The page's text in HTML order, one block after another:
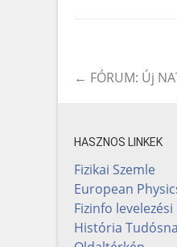
Post
← FÓRUM: Új
HASZNOS LINKEK
Fizikai Szemle
European
Fizinfo
História